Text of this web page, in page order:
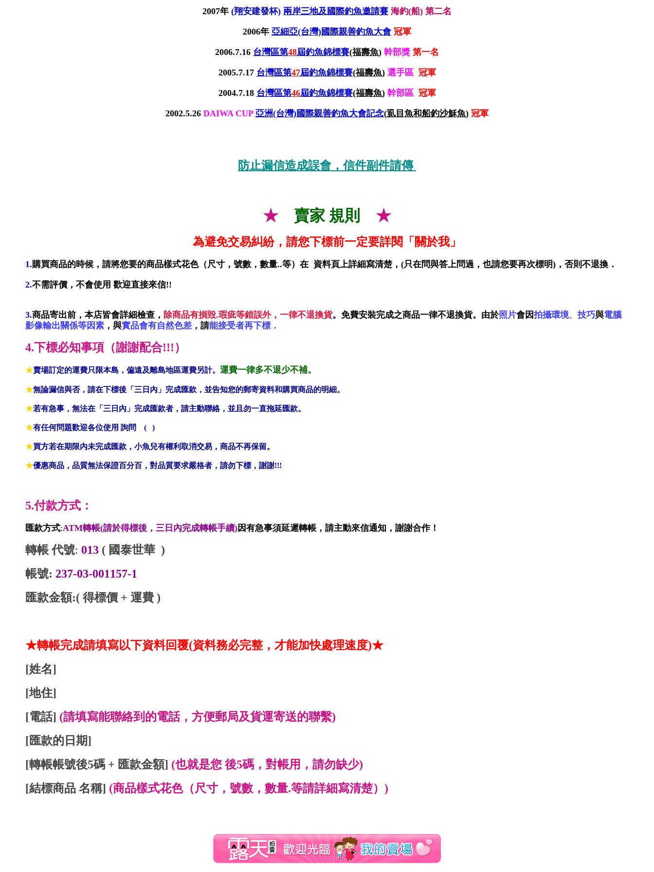
2007年 (翔安建發杯) 兩岸三地及國際釣魚邀請賽 海釣(船) 第二名
2006年 亞細亞(台灣)國際親善釣魚大會 冠軍
2006.7.16 台灣區第48屆釣魚錦標賽(福壽魚) 幹部獎 第一名
2005.7.17 台灣區第47屆釣魚錦標賽(福壽魚) 選手區 冠軍
2004.7.18 台灣區第46屆釣魚錦標賽(福壽魚) 幹部區 冠軍
2002.5.26 DAIWA CUP 亞洲(台灣)國際親善釣魚大會記念(虱目魚和船釣沙穌魚) 冠軍
防止漏信造成誤會，信件副件請傳
★ 賣家 規則 ★
為避免交易糾紛，請您下標前一定要詳閱「關於我」
1.購買商品的時候，請將您要的商品樣式花色（尺寸，號數，數量..等）在 資料頁上詳細寫清楚，(只在問與答上問過，也請您要再次標明)，否則不退換．
2.不需評價，不會使用 歡迎直接來信!!
3.商品寄出前，本店皆會詳細檢查， 除商品有損毀.瑕疵等錯誤外，一律不退換貨。免費安裝完成之商品一律不退換貨。由於照片會因拍攝環境、 技巧與電腦
影像輸出關係等因素 ， 與實品會有自然色差 ， 請能接受者再下標．
4.下標必知事項（謝謝配合!!!）
★賣場訂定的運費只限本島，偏遠及離島地區運費另計。 運費一律多不退少不補。
★無論漏信與否，請在下標後「三日內」完成匯款，並告知您的郵寄資料和購買商品的明細。
★若有急事，無法在「三日內」完成匯款者，請主動聯絡，並且勿一直拖延匯款。
★有任何問題歡迎各位使用 詢問 ( )
★買方若在期限內未完成匯款，小魚兒有權利取消交易，商品不再保留。
★優惠商品，品質無法保證百分百，對品質要求嚴格者，請勿下標，謝謝!!!
5.付款方式：
匯款方式:ATM轉帳(請於得標後，三日內完成轉帳手續)因有急事須延遲轉帳，請主動來信通知，謝謝合作！
轉帳 代號: 013 ( 國泰世華 )
帳號: 237-03-001157-1
匯款金額:( 得標價 + 運費 )
★轉帳完成請填寫以下資料回覆(資料務必完整，才能加快處理速度)★
[姓名]
[地住]
[電話] (請填寫能聯絡到的電話，方便郵局及貨運寄送的聯繫)
[匯款的日期]
[轉帳帳號後5碼 + 匯款金額] (也就是您 後5碼，對帳用，請勿缺少)
[結標商品 名稱] (商品樣式花色（尺寸，號數，數量.等請詳細寫清楚）)